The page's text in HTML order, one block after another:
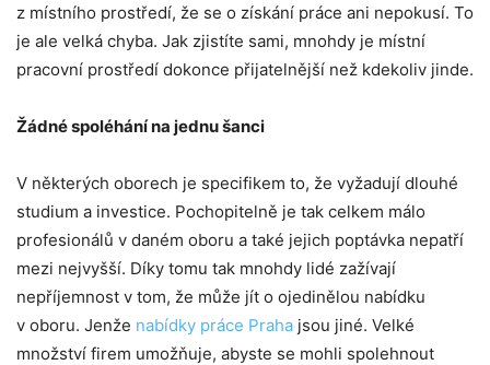
z místního prostředí, že se o získání práce ani nepokusí. To
je ale velká chyba. Jak zjistíte sami, mnohdy je místní
pracovní prostředí dokonce přijatelnější než kdekoliv jinde.
Žádné spoléhání na jednu šanci
V některých oborech je specifikem to, že vyžadují dlouhé
studium a investice. Pochopitelně je tak celkem málo
profesionálů v daném oboru a také jejich poptávka nepatří
mezi nejvyšší. Díky tomu tak mnohdy lidé zažívají
nepříjemnost v tom, že může jít o ojedinělou nabídku
v oboru. Jenže nabídky práce Praha jsou jiné. Velké
množství firem umožňuje, abyste se mohli spolehnout